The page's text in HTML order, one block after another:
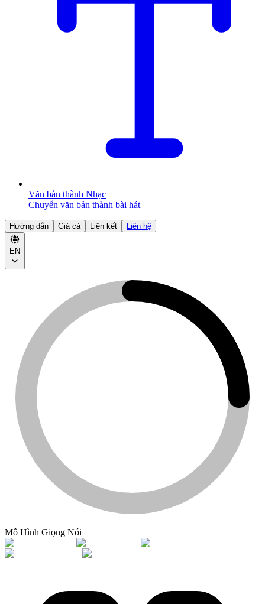
Văn bản thành Nhạc
Chuyển văn bản thành bài hát
Hướng dẫn Giá cả Liên kết Liên hệ
EN
Mô Hình Giọng Nói